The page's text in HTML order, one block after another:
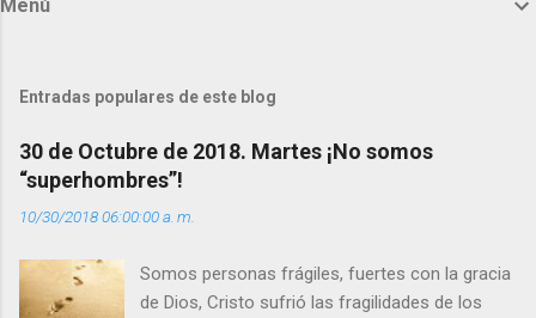
t
r
i
o
s
Menú
Entradas populares de este blog
30 de Octubre de 2018. Martes ¡No somos
“superhombres”!
10/30/2018 06:00:00 a. m.
Somos personas frágiles, fuertes con la gracia
de Dios, Cristo sufrió las fragilidades de los